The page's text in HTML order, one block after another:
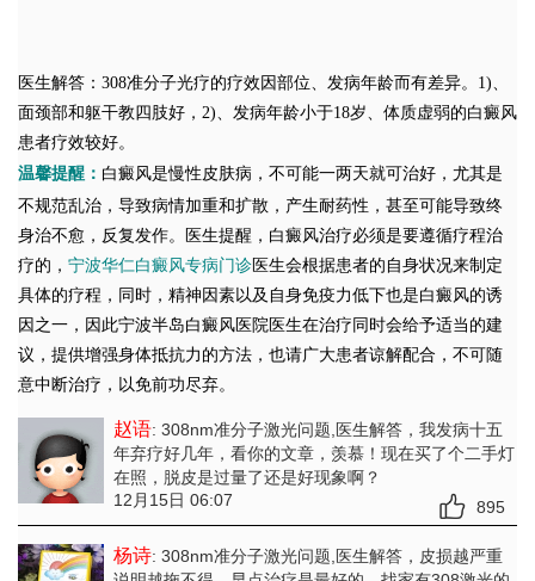
医生解答：308准分子光疗的疗效因部位、发病年龄而有差异。1)、
面颈部和躯干教四肢好，2)、发病年龄小于18岁、体质虚弱的白癜风
患者疗效较好。
温馨提醒： 白癜风是慢性皮肤病，不可能一两天就可治好，尤其是
不规范乱治，导致病情加重和扩散，产生耐药性，甚至可能导致终
身治不愈，反复发作。医生提醒，白癜风治疗必须是要遵循疗程治
疗的， 宁波华仁白癜风专病门诊 医生会根据患者的自身状况来制定
具体的疗程，同时，精神因素以及自身免疫力低下也是白癜风的诱
因之一，因此宁波半岛白癜风医院医生在治疗同时会给予适当的建
议，提供增强身体抵抗力的方法，也请广大患者谅解配合，不可随
意中断治疗，以免前功尽弃。
赵语: 308nm准分子激光问题,医生解答，我发病十五
年弃疗好几年，看你的文章，羡慕！现在买了个二手灯
在照，脱皮是过量了还是好现象啊？
12月15日 06:07
895
杨诗: 308nm准分子激光问题,医生解答，皮损越严重